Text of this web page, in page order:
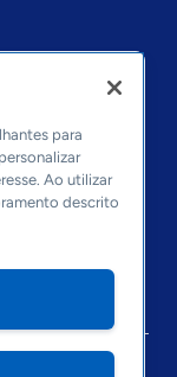
para
Ao utilizar
descrito